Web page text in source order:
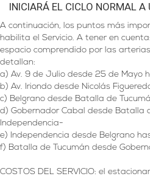
INICIARÁ EL CICLO NORMAL
A continuación, los puntos más
habilita el Servicio. A tener en
espacio comprendido por las
detallan:
a) Av. 9 de Julio desde 25 de Mayo
b) Av. Iriondo desde Nicolás
c) Belgrano desde Batalla de
d) Gobernador Cabal desde Batalla
Independencia-
e) Independencia desde Belgrano
f) Batalla de Tucumán desde
COSTOS DEL SERVICIO: el